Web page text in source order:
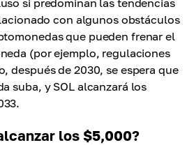
si predominan las tendencias
con algunos obstáculos
que pueden frenar el
(por ejemplo, regulaciones
después de 2030, se espera que
suba, y SOL alcanzará los
los $5,000?